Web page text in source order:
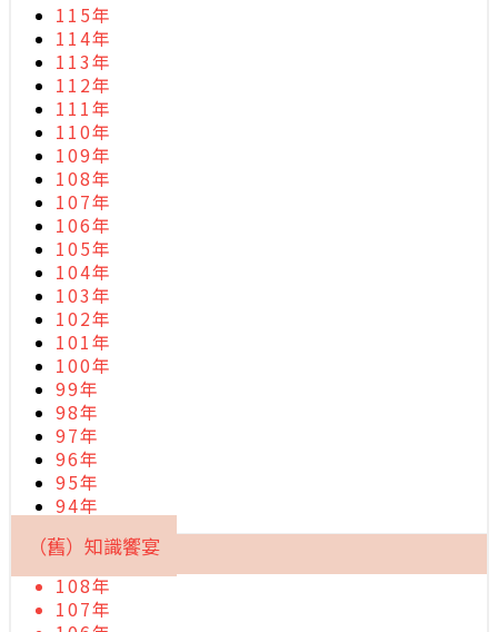
115年
114年
113年
112年
111年
110年
109年
108年
107年
106年
105年
104年
103年
102年
101年
100年
99年
98年
97年
96年
95年
94年
（舊）知識饗宴
108年
107年